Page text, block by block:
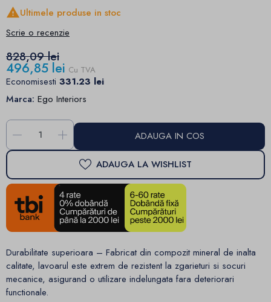
Ultimele produse in stoc
Scrie o recenzie
828,09 lei
496,85 lei Cu TVA
Economisesti 331.23 lei
Marca: Ego Interiors
- + ADAUGA IN COS
ADAUGA LA WISHLIST
Durabilitate superioara – Fabricat din compozit mineral de inalta
calitate, lavoarul este extrem de rezistent la zgarieturi si socuri
mecanice, asigurand o utilizare indelungata fara deteriorari
functionale.